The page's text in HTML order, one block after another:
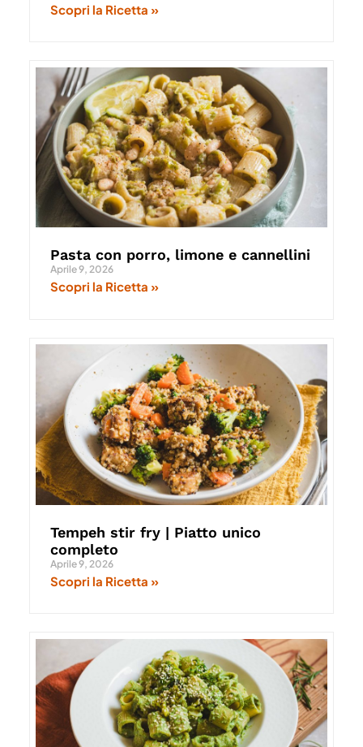
Scopri la Ricetta »
Pasta con porro, limone e cannellini
Aprile 9, 2026
Scopri la Ricetta »
Tempeh stir fry | Piatto unico
completo
Aprile 9, 2026
Scopri la Ricetta »